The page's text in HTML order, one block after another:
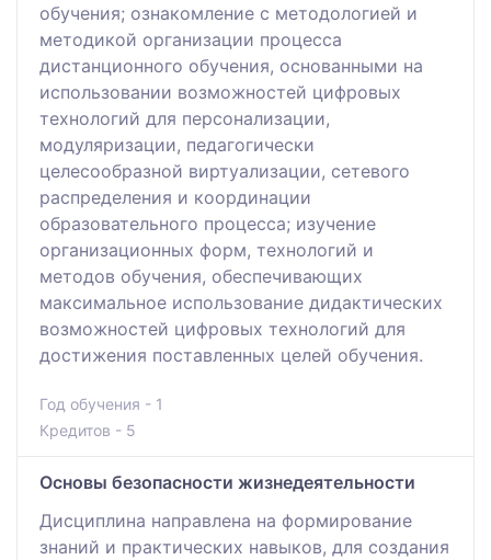
обучения; ознакомление с методологией и
методикой организации процесса
дистанционного обучения, основанными на
использовании возможностей цифровых
технологий для персонализации,
модуляризации, педагогически
целесообразной виртуализации, сетевого
распределения и координации
образовательного процесса; изучение
организационных форм, технологий и
методов обучения, обеспечивающих
максимальное использование дидактических
возможностей цифровых технологий для
достижения поставленных целей обучения.
Год обучения - 1
Кредитов - 5
Основы безопасности жизнедеятельности
Дисциплина направлена на формирование
знаний и практических навыков, для создания